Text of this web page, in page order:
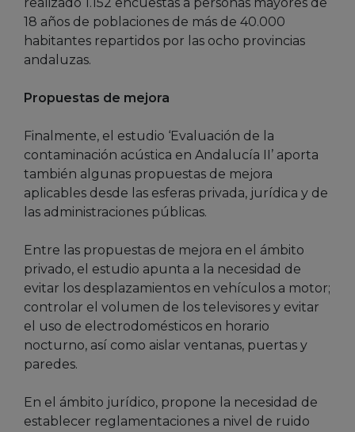
realizado 1.152 encuestas a personas mayores de
18 años de poblaciones de más de 40.000
habitantes repartidos por las ocho provincias
andaluzas.
Propuestas de mejora
Finalmente, el estudio ‘Evaluación de la
contaminación acústica en Andalucía II’ aporta
también algunas propuestas de mejora
aplicables desde las esferas privada, jurídica y de
las administraciones públicas.
Entre las propuestas de mejora en el ámbito
privado, el estudio apunta a la necesidad de
evitar los desplazamientos en vehículos a motor;
controlar el volumen de los televisores y evitar
el uso de electrodomésticos en horario
nocturno, así como aislar ventanas, puertas y
paredes.
En el ámbito jurídico, propone la necesidad de
establecer reglamentaciones a nivel de ruido